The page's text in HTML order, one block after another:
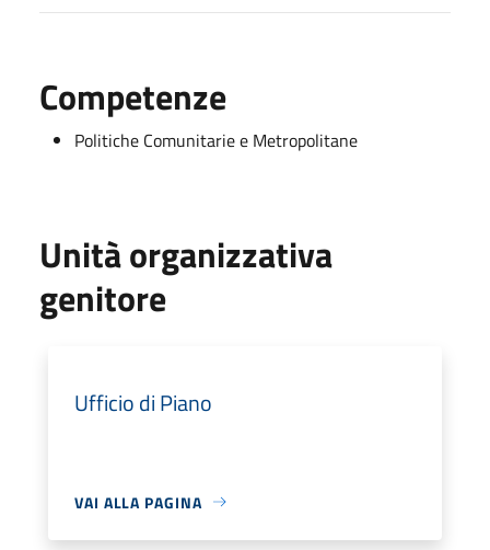
Competenze
Politiche Comunitarie e Metropolitane
Unità organizzativa
genitore
Ufficio di Piano
VAI ALLA PAGINA